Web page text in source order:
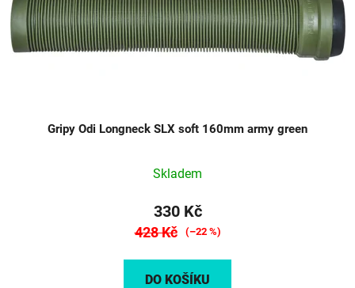
Gripy Odi Longneck SLX soft 160mm army green
Skladem
330 Kč
428 Kč (–22 %)
DO KOŠÍKU